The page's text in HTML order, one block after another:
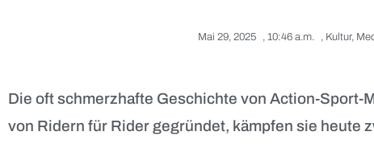
Mai 29, 2025 , 10:46 a.m. , Kultur,
Die oft schmerzhafte Geschichte von Action-Sport-
von Ridern für Rider gegründet, kämpfen sie heute